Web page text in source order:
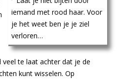
iemand met rood haar. Voor
je het weet ben je je ziel
verloren…
te laat achter dat je de
kunt wisselen. Op